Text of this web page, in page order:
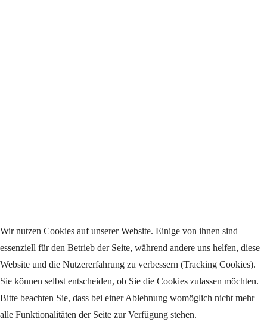
Wir nutzen Cookies auf unserer Website. Einige von ihnen sind
essenziell für den Betrieb der Seite, während andere uns helfen, diese
Website und die Nutzererfahrung zu verbessern (Tracking Cookies).
Sie können selbst entscheiden, ob Sie die Cookies zulassen möchten.
Bitte beachten Sie, dass bei einer Ablehnung womöglich nicht mehr
alle Funktionalitäten der Seite zur Verfügung stehen.